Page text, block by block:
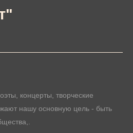
концерты, творческие
нашу основную цель - быть